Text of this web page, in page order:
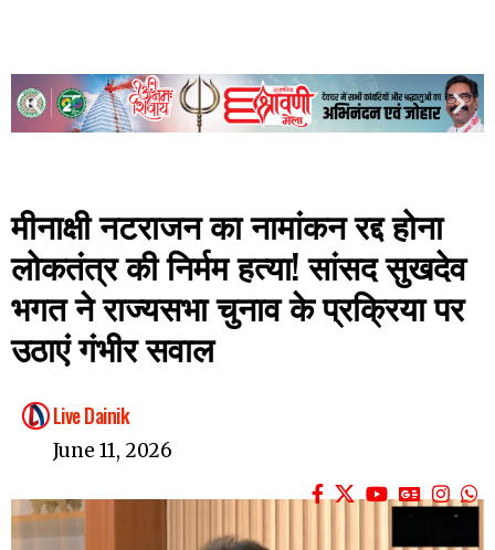
मीनाक्षी नटराजन का नामांकन रद्द होना
लोकतंत्र की निर्मम हत्या! सांसद सुखदेव
भगत ने राज्यसभा चुनाव के प्रक्रिया पर
उठाएं गंभीर सवाल
Live Dainik
June 11, 2026